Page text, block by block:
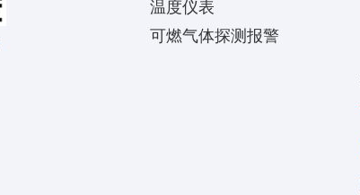
温度仪表
可燃气体探测报警